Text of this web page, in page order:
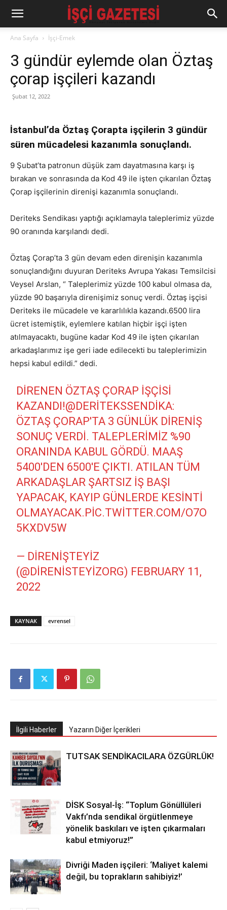
Ana Sayfa İşçi-Emek
3 gündür eylemde olan Öztaş
çorap işçileri kazandı
Şubat 12, 2022
İstanbul’da Öztaş Çorapta işçilerin 3 gündür
süren mücadelesi kazanımla sonuçlandı.
9 Şubat’ta patronun düşük zam dayatmasına karşı iş
bırakan ve sonrasında da Kod 49 ile işten çıkarılan Öztaş
Çorap işçilerinin direnişi kazanımla sonuçlandı.
Deriteks Sendikası yaptığı açıklamayla taleplerimiz yüzde
90 oranında karşılandı dedi.
Öztaş Çorap’ta 3 gün devam eden direnişin kazanımla
sonuçlandığını duyuran Deriteks Avrupa Yakası Temsilcisi
Veysel Arslan, “ Taleplerimiz yüzde 100 kabul olmasa da,
yüzde 90 başarıyla direnişimiz sonuç verdi. Öztaş işçisi
Deriteks ile mücadele ve kararlılıkla kazandı.6500 lira
ücret istemiştik, eylemlere katılan hiçbir işçi işten
atılmayacaktı, bugüne kadar Kod 49 ile işten çıkarılan
arkadaşlarımız işe geri iade edilecekti bu taleplerimizin
hepsi kabul edildi.” dedi.
DIRENEN ÖZTAŞ ÇORAP IŞÇISI
KAZANDI!@DERITEKSSENDIKA:
ÖZTAŞ ÇORAP'TA 3 GÜNLÜK DIRENIŞ
SONUÇ VERDI. TALEPLERIMIZ %90
ORANINDA KABUL GÖRDÜ. MAAŞ
5400'DEN 6500'E ÇIKTI. ATILAN TÜM
ARKADAŞLAR ŞARTSIZ IŞ BAŞI
YAPACAK, KAYIP GÜNLERDE KESINTI
OLMAYACAK.PIC.TWITTER.COM/O7O
5KXDV5W
— DIRENIŞTEYIZ
(@DIRENISTEYIZORG) FEBRUARY 11,
2022
KAYNAK evrensel
İlgili Haberler Yazarın Diğer İçerikleri
TUTSAK SENDİKACILARA ÖZGÜRLÜK!
DİSK Sosyal-İş: “Toplum Gönüllüleri
Vakfı’nda sendikal örgütlenmeye
yönelik baskıları ve işten çıkarmaları
kabul etmiyoruz!”
Divriği Maden işçileri: ‘Maliyet kalemi
değil, bu toprakların sahibiyiz!’